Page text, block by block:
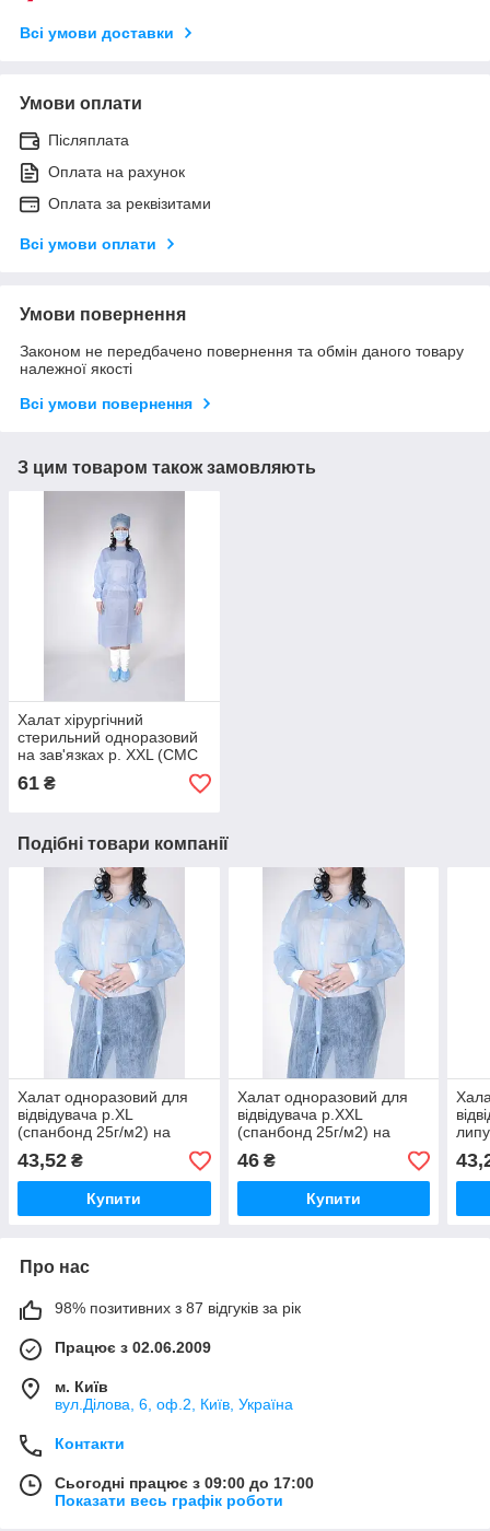
Всі умови доставки
Умови оплати
Післяплата
Оплата на рахунок
Оплата за реквізитами
Всі умови оплати
Умови повернення
Законом не передбачено повернення та обмін даного товару
належної якості
Всі умови повернення
З цим товаром також замовляють
Халат хірургічний
стерильний одноразовий
на зав'язках р. XXL (СМС
30г/м2) блакитний
61 ₴
Подібні товари компанії
Халат одноразовий для
відвідувача р.XL
(спанбонд 25г/м2) на
43,52 ₴
Купити
Халат одноразовий для
відвідувача р.XXL
(спанбонд 25г/м2) на
46₴
Купити
Про нас
98% позитивних з 87 відгуків за рік
Працює з 02.06.2009
м. Київ
вул.Ділова, 6, оф.2, Київ, Україна
Контакти
Сьогодні працює з 09:00 до 17:00
Показати весь графік роботи